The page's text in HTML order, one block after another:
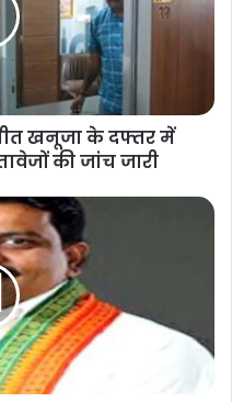
खनूजा के दफ्तर में
की जांच जारी